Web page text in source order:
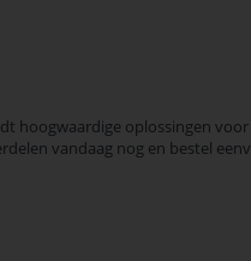
oplossingen
vandaag nog en bestel